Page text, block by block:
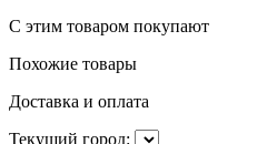
С этим товаром покупают
Похожие товары
Доставка и оплата
Текущий город: